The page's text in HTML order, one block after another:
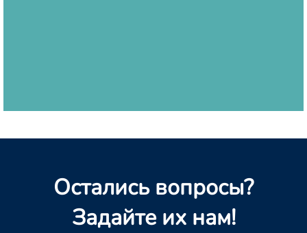
Остались вопросы?
Задайте их нам!